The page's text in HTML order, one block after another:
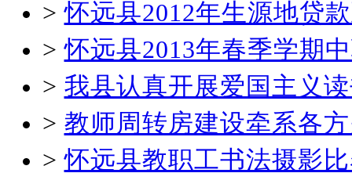
>怀远县2012年生源地贷
>怀远县2013年春季学期
> 我县认真开展爱国主义
> 教师周转房建设牵系各
>怀远县教职工书法摄影